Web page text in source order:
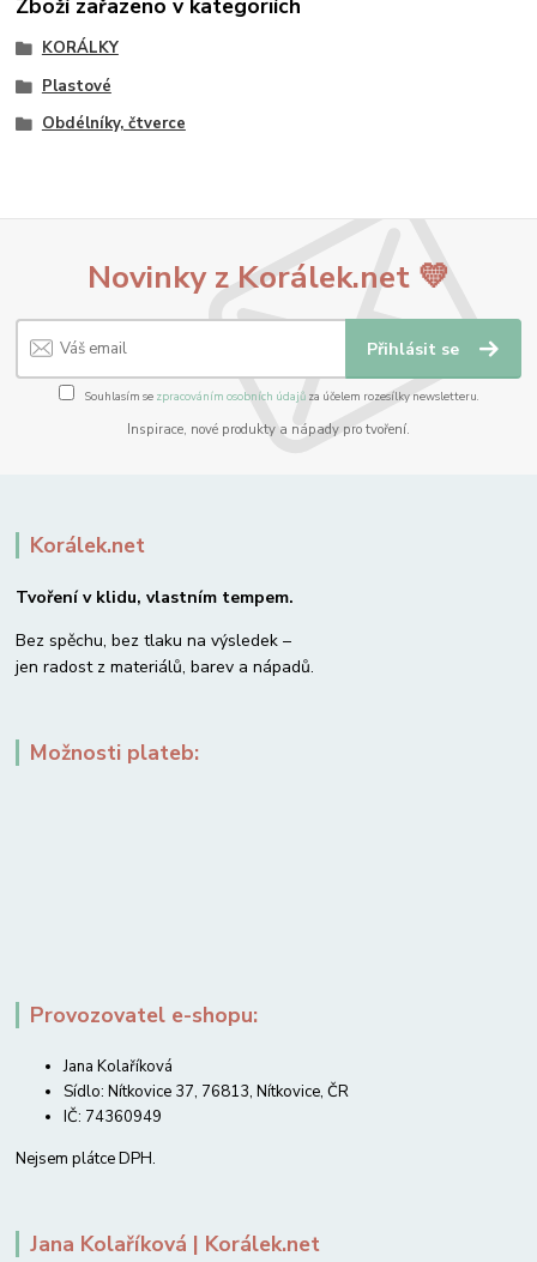
KORÁLKY
Plastové
Obdélníky, čtverce
Novinky z Korálek.net 💛
Přihlásit se
Souhlasím se zpracováním osobních údajůza účelem rozesílky newsletteru.
Inspirace, nové produkty a nápady pro tvoření.
Korálek.net
Tvoření v klidu, vlastním tempem.
Bez spěchu, bez tlaku na výsledek –
jen radost z materiálů, barev a nápadů.
Možnosti plateb:
Provozovatel e-shopu:
Jana Kolaříková
Sídlo: Nítkovice 37, 76813, Nítkovice, ČR
IČ: 74360949
Nejsem plátce DPH.
Jana Kolaříková | Korálek.net